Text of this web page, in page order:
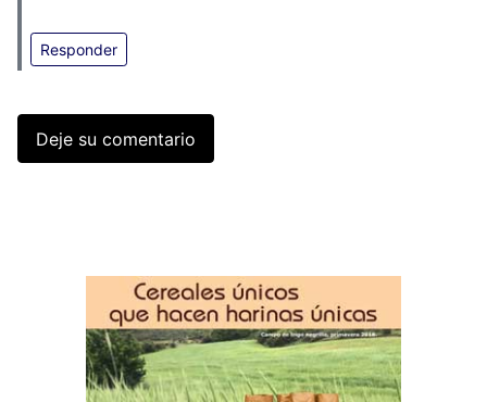
Responder
Deje su comentario